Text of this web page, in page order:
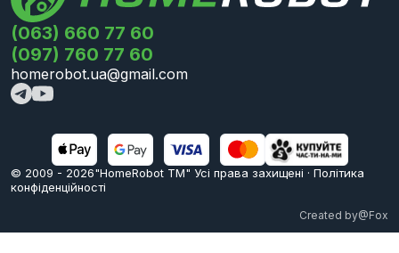
(063) 660 77 60
(097) 760 77 60
homerobot.ua@gmail.com
© 2009 - 2026"HomeRobot ТМ" Усi права захищені · Політика
конфіденційності
Created by@Fox